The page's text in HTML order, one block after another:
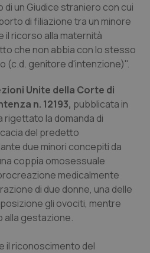
di un Giudice straniero con cui
di filiazione tra un minore
il ricorso alla maternità
che non abbia con lo stesso
(c.d. genitore d'intenzione)".
Unite della Corte di
n. 12193, pubblicata in
rigettato la domanda di
del predetto
due minori concepiti da
coppia omosessuale
medicalmente
di due donne, una delle
gli ovociti, mentre
alla gestazione.
il riconoscimento del